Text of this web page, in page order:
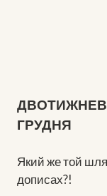
ГРУДНЯ
Який же той
дописах?!